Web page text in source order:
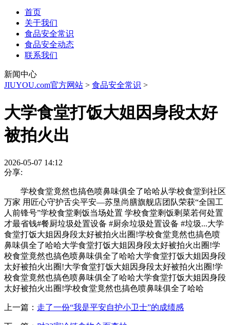
首页
关于我们
食品安全常识
食品安全动态
联系我们
新闻中心
JIUYOU.com官方网站 > 食品安全常识 >
大学食堂打饭大姐因身段太好
被拍火出
2026-05-07 14:12
分享:
学校食堂竟然也搞色喷鼻味俱全了哈哈从学校食堂到社区
万家 用匠心守护舌尖平安—苏垦尚膳旗舰店团队荣获“全国工
人前锋号”学校食堂剩饭当场处置 学校食堂剩饭剩菜若何处置
才最省钱#餐厨垃圾处置设备 #厨余垃圾处置设备 #垃圾...大学
食堂打饭大姐因身段太好被拍火出圈!学校食堂竟然也搞色喷
鼻味俱全了哈哈大学食堂打饭大姐因身段太好被拍火出圈!学
校食堂竟然也搞色喷鼻味俱全了哈哈大学食堂打饭大姐因身段
太好被拍火出圈!大学食堂打饭大姐因身段太好被拍火出圈!学
校食堂竟然也搞色喷鼻味俱全了哈哈大学食堂打饭大姐因身段
太好被拍火出圈!学校食堂竟然也搞色喷鼻味俱全了哈哈
上一篇： 走了一份“我是平安自护小卫士”的成绩感